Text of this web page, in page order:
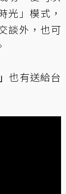
光」模式，
談外，也可
也有送給台